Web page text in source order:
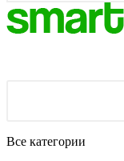
Все категории